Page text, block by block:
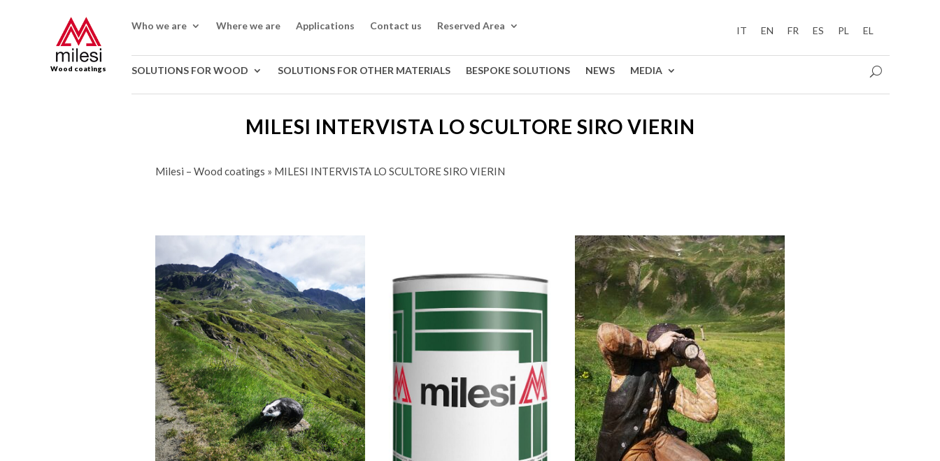
Wood coatings
Who we are Where we are Applications Contact us Reserved Area IT EN FR ES PL EL
SOLUTIONS FOR WOOD SOLUTIONS FOR OTHER MATERIALS BESPOKE SOLUTIONS NEWS MEDIA
MILESI INTERVISTA LO SCULTORE SIRO VIERIN
Milesi – Wood coatings » MILESI INTERVISTA LO SCULTORE SIRO VIERIN